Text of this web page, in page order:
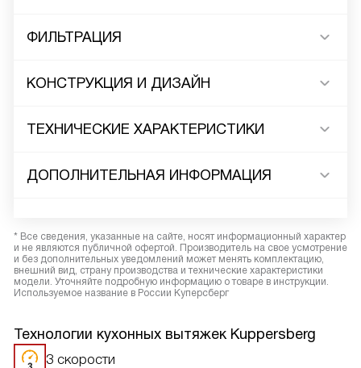
ФИЛЬТРАЦИЯ
КОНСТРУКЦИЯ И ДИЗАЙН
ТЕХНИЧЕСКИЕ ХАРАКТЕРИСТИКИ
ДОПОЛНИТЕЛЬНАЯ ИНФОРМАЦИЯ
* Все сведения, указанные на сайте, носят информационный характер
и не являются публичной офертой. Производитель на свое усмотрение
и без дополнительных уведомлений может менять комплектацию,
внешний вид, страну производства и технические характеристики
модели. Уточняйте подробную информацию о товаре в инструкции.
Используемое название в России Куперсберг
Технологии кухонных вытяжек Kuppersberg
3 скорости